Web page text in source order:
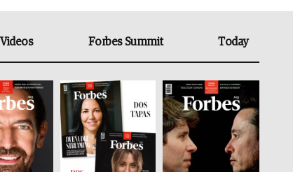
Videos Forbes Summit Today